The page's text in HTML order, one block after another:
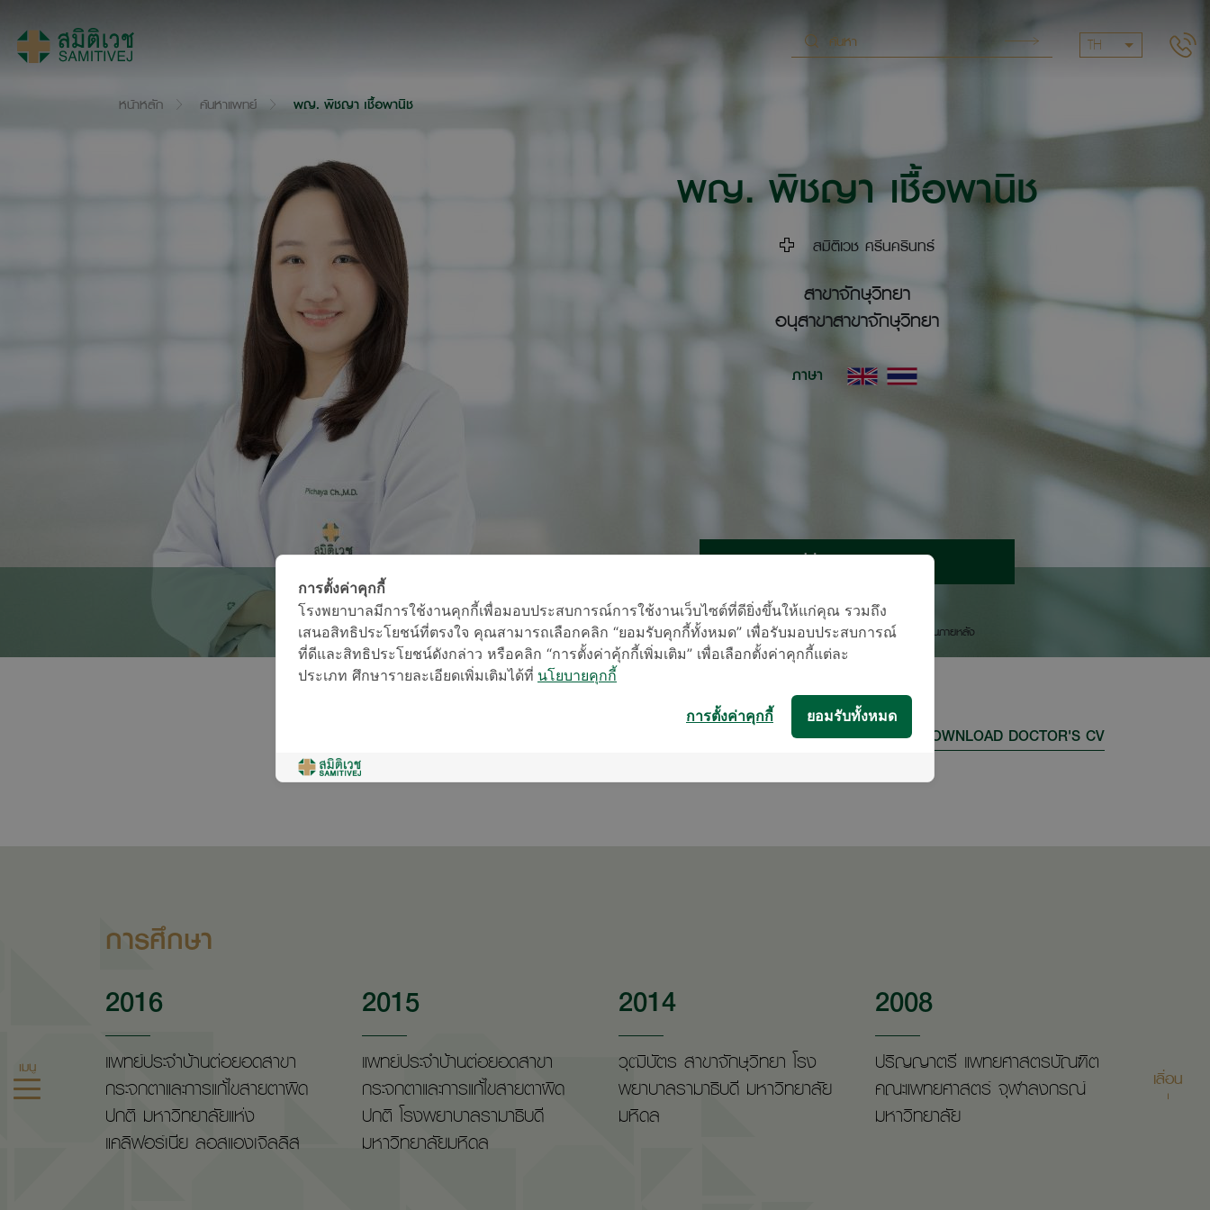
TH
เมนู
หน้าหลัก ค้นหาแพทย์ พญ. พิชญา เชื้อพานิช
พญ. พิชญา เชื้อพานิช
สมิติเวช ศรีนครินทร์
สาขาจักษุวิทยา
อนุสาขาสาขาจักษุวิทยา
ภาษา
นัดหมายแพทย์
ติดต่อสอบถาม
* เจ้าหน้าที่ของโรงพยาบาลจะติดต่อท่านกลับในภายหลัง
DOWNLOAD DOCTOR'S CV
การศึกษา
2016
แพทย์ประจำบ้านต่อยอดสาขา
กระจกตาและการแก้ไขสายตาผิด
ปกติ มหาวิทยาลัยแห่ง
แคลิฟอร์เนีย ลอสแองเจิลลิส
2015
แพทย์ประจำบ้านต่อยอดสาขา
กระจกตาและการแก้ไขสายตาผิด
ปกติ โรงพยาบาลรามาธิบดี
มหาวิทยาลัยมหิดล
2014
วุฒิบัตร สาขาจักษุวิทยา โรง
พยาบาลรามาธิบดี มหาวิทยาลัย
มหิดล
2008
ปริญญาตรี แพทยศาสตรบัณฑิต
คณะแพทยศาสตร์ จุฬาลงกรณ์
มหาวิทยาลัย
เลื่อน
การตั้งค่าคุกกี้
โรงพยาบาลมีการใช้งานคุกกี้เพื่อมอบประสบการณ์การใช้งานเว็บไซต์ที่ดียิ่งขึ้นให้แก่คุณ รวมถึง
เสนอสิทธิประโยชน์ที่ตรงใจ คุณสามารถเลือกคลิก “ยอมรับคุกกี้ทั้งหมด” เพื่อรับมอบประสบการณ์
ที่ดีและสิทธิประโยชน์ดังกล่าว หรือคลิก “การตั้งค่าคุ้กกี้เพิ่มเติม” เพื่อเลือกตั้งค่าคุกกี้แต่ละ
ประเภท ศึกษารายละเอียดเพิ่มเติมได้ที่ นโยบายคุกกี้
ยอมรับทั้งหมด
การตั้งค่าคุกกี้